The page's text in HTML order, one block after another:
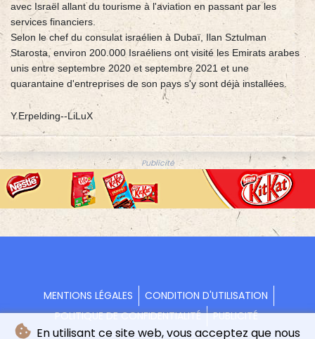
En utilisant ce site web, vous acceptez que nous
avec Israël allant du tourisme à l'aviation en passant par les
services financiers.
Selon le chef du consulat israélien à Dubaï, Ilan Sztulman
Starosta, environ 200.000 Israéliens ont visité les Emirats arabes
unis entre septembre 2020 et septembre 2021 et une
quarantaine d'entreprises de son pays s'y sont déjà installées.
Y.Erpelding--LiLuX
Publicité
MENTIONS LÉGALES
CONDITION D'UTILISATION
POLITIQUE DE CONFIDENTIALITÉ
PUBLICITÉ